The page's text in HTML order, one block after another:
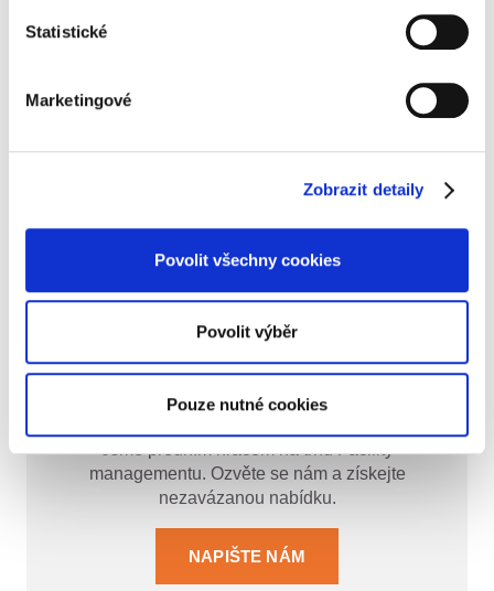
Statistické
Marketingové
Zobrazit detaily
Povolit všechny cookies
Povolit výběr
Pouze nutné cookies
touží po komplexních dodavatelských službách?
Pak je tento
Hledáte specialisty v oblasti facility
služeb?
Jsme předním hráčem na trhu Facility
managementu. Ozvěte se nám a získejte
nezavázanou nabídku.
NAPIŠTE NÁM